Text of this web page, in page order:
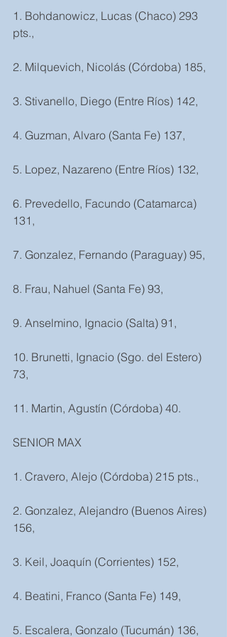
1. Bohdanowicz, Lucas (Chaco) 293
pts.,
2. Milquevich, Nicolás (Córdoba) 185,
3. Stivanello, Diego (Entre Ríos) 142,
4. Guzman, Alvaro (Santa Fe) 137,
5. Lopez, Nazareno (Entre Ríos) 132,
6. Prevedello, Facundo (Catamarca)
131,
7. Gonzalez, Fernando (Paraguay) 95,
8. Frau, Nahuel (Santa Fe) 93,
9. Anselmino, Ignacio (Salta) 91,
10. Brunetti, Ignacio (Sgo. del Estero)
73,
11. Martin, Agustín (Córdoba) 40.
SENIOR MAX
1. Cravero, Alejo (Córdoba) 215 pts.,
2. Gonzalez, Alejandro (Buenos Aires)
156,
3. Keil, Joaquín (Corrientes) 152,
4. Beatini, Franco (Santa Fe) 149,
5. Escalera, Gonzalo (Tucumán) 136,